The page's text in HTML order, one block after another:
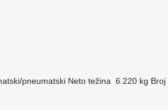
pneumatski Neto težina 6.220 kg Broj